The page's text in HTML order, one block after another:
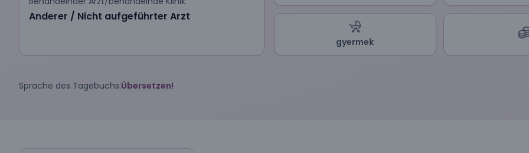
Anderer / Nicht aufgeführter Arzt
gyermek
Sprache des Tagebuchs:Übersetzen!